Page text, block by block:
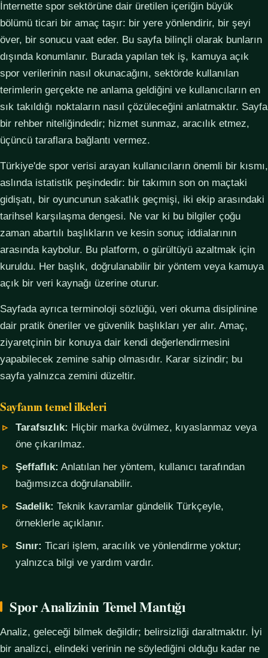
İnternette spor sektörüne dair üretilen içeriğin büyük
bölümü ticari bir amaç taşır: bir yere yönlendirir, bir şeyi
över, bir sonucu vaat eder. Bu sayfa bilinçli olarak bunların
dışında konumlanır. Burada yapılan tek iş, kamuya açık
spor verilerinin nasıl okunacağını, sektörde kullanılan
terimlerin gerçekte ne anlama geldiğini ve kullanıcıların en
sık takıldığı noktaların nasıl çözüleceğini anlatmaktır. Sayfa
bir rehber niteliğindedir; hizmet sunmaz, aracılık etmez,
üçüncü taraflara bağlantı vermez.
Türkiye'de spor verisi arayan kullanıcıların önemli bir kısmı,
aslında istatistik peşindedir: bir takımın son on maçtaki
gidişatı, bir oyuncunun sakatlık geçmişi, iki ekip arasındaki
tarihsel karşılaşma dengesi. Ne var ki bu bilgiler çoğu
zaman abartılı başlıkların ve kesin sonuç iddialarının
arasında kaybolur. Bu platform, o gürültüyü azaltmak için
kuruldu. Her başlık, doğrulanabilir bir yöntem veya kamuya
açık bir veri kaynağı üzerine oturur.
Sayfada ayrıca terminoloji sözlüğü, veri okuma disiplinine
dair pratik öneriler ve güvenlik başlıkları yer alır. Amaç,
ziyaretçinin bir konuya dair kendi değerlendirmesini
yapabilecek zemine sahip olmasıdır. Karar sizindir; bu
sayfa yalnızca zemini düzeltir.
Sayfanın temel ilkeleri
Tarafsızlık: Hiçbir marka övülmez, kıyaslanmaz veya
öne çıkarılmaz.
Şeffaflık: Anlatılan her yöntem, kullanıcı tarafından
bağımsızca doğrulanabilir.
Sadelik: Teknik kavramlar gündelik Türkçeyle,
örneklerle açıklanır.
Sınır: Ticari işlem, aracılık ve yönlendirme yoktur;
yalnızca bilgi ve yardım vardır.
Spor Analizinin Temel Mantığı
Analiz, geleceği bilmek değildir; belirsizliği daraltmaktır. İyi
bir analizci, elindeki verinin ne söylediğini olduğu kadar ne